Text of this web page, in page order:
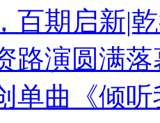
百期启新|
路演圆满落
单曲《倾